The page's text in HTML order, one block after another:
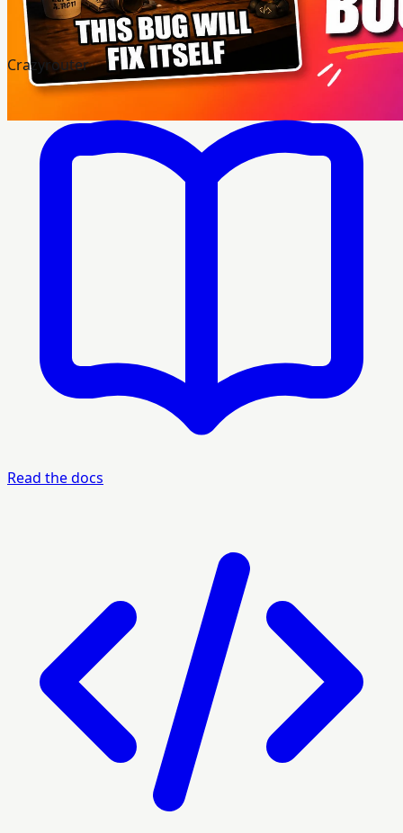
Crazyrouter
Read the docs